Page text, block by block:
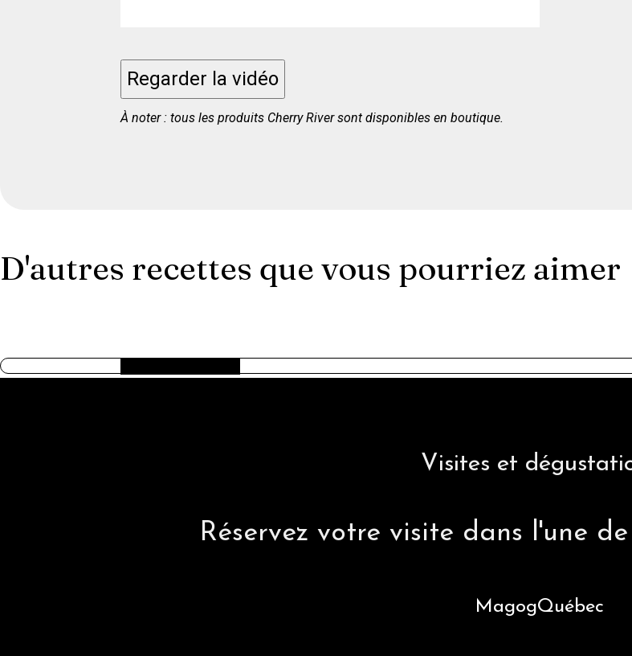
Regarder la vidéo
À noter : tous les produits Cherry River sont disponibles en boutique.
D'autres recettes que vous pourriez aimer
AMERICAN TRILOGY HONEY DEUCE
Visites et
Réservez votre visite dans l'une
MagogQuébec